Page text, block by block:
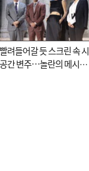
빨려들어갈 듯 스크린 속 시
공간 변주…놀란의 메시지